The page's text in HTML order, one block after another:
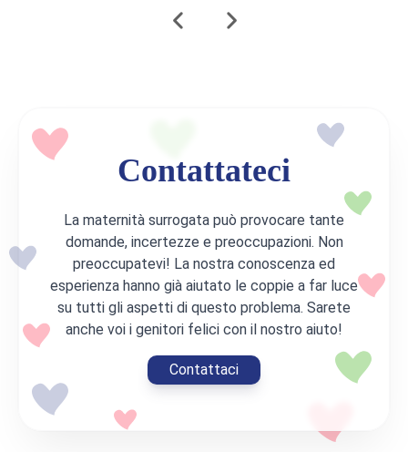
Contattateci
La maternità surrogata può provocare tante
domande, incertezze e preoccupazioni. Non
preoccupatevi! La nostra conoscenza ed
esperienza hanno già aiutato le coppie a far luce
su tutti gli aspetti di questo problema. Sarete
anche voi i genitori felici con il nostro aiuto!
Contattaci